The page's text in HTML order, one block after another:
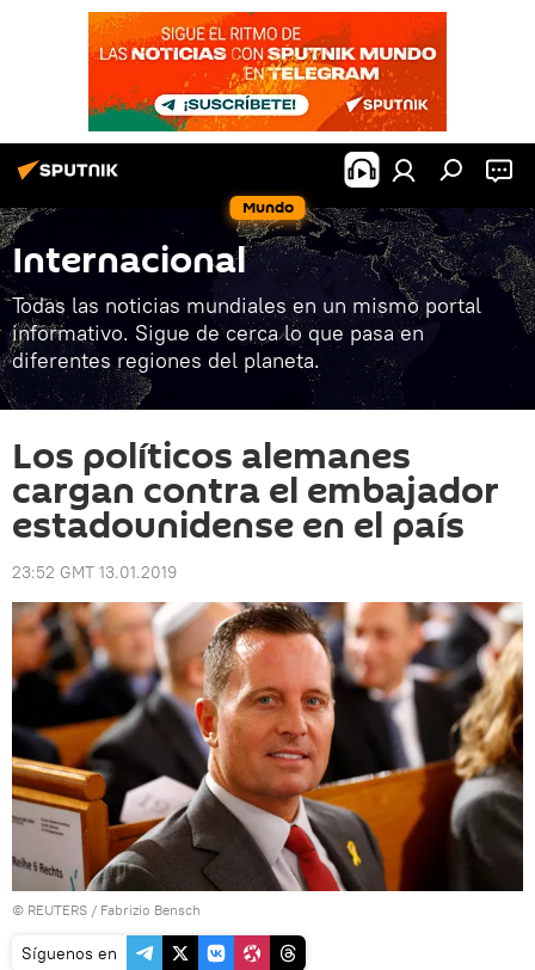
Mundo
Internacional
Todas las noticias mundiales en un mismo portal
informativo. Sigue de cerca lo que pasa en
diferentes regiones del planeta.
Los políticos alemanes
cargan contra el embajador
estadounidense en el país
23:52 GMT 13.01.2019
© REUTERS / Fabrizio Bensch
Síguenos en